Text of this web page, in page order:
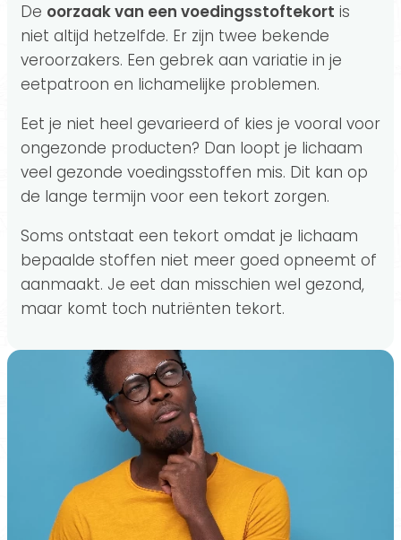
De oorzaak van een voedingsstoftekort is
niet altijd hetzelfde. Er zijn twee bekende
veroorzakers. Een gebrek aan variatie in je
eetpatroon en lichamelijke problemen.
Eet je niet heel gevarieerd of kies je vooral voor
ongezonde producten? Dan loopt je lichaam
veel gezonde voedingsstoffen mis. Dit kan op
de lange termijn voor een tekort zorgen.
Soms ontstaat een tekort omdat je lichaam
bepaalde stoffen niet meer goed opneemt of
aanmaakt. Je eet dan misschien wel gezond,
maar komt toch nutriënten tekort.